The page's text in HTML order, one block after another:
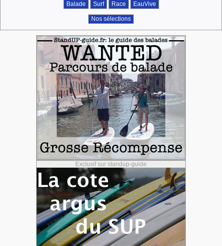
Balade Surf Race EauVive
Nos sélections
Exclusif sur standup-guide